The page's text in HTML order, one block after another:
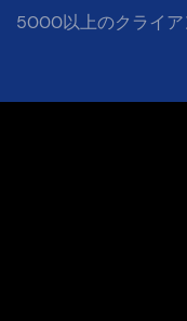
5000以上のクライア